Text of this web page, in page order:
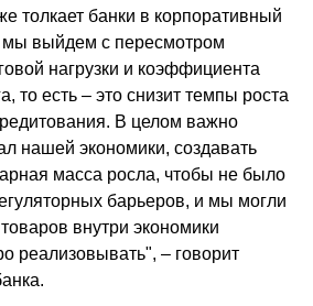
толкает банки в корпоративный
мы выйдем с пересмотром
нагрузки и коэффициента
то есть – это снизит темпы роста
В целом важно
нашей экономики, создавать
масса росла, чтобы не было
барьеров, и мы могли
внутри экономики
реализовывать", – говорит